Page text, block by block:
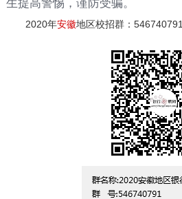
生提高警惕，谨防受骗。
2020年安徽地区校招群：546740791